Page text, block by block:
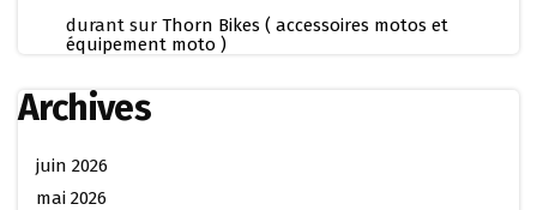
durant sur Thorn Bikes ( accessoires motos et
équipement moto )
Archives
juin 2026
mai 2026